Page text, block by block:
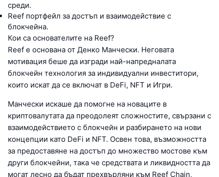
среди.
Reef портфейл за достъп и взаимодействие с
блокчейна.
Кои са основателите на Reef?
Reef е основана от Денко Манчески. Неговата
мотивация беше да изгради най-напредналата
блокчейн технология за индивидуални инвеститори,
които искат да се включат в DeFi, NFT и Игри.
Манчески искаше да помогне на новаците в
криптовалутата да преодолеят сложностите, свързани с
взаимодействието с блокчейн и разбирането на нови
концепции като DeFi и NFT. Освен това, възможността
за предоставяне на достъп до множество мостове към
други блокчейни, така че средствата и ликвидността да
могат лесно да бъдат прехвърляни към Reef Chain,